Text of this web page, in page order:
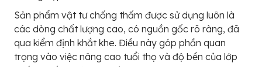
Sản phẩm vật tư chống thấm được sử dụng luôn là
các dòng chất lượng cao, có nguồn gốc rõ ràng, đã
qua kiểm định khắt khe. Điều này góp phần quan
trọng vào việc nâng cao tuổi thọ và độ bền của lớp